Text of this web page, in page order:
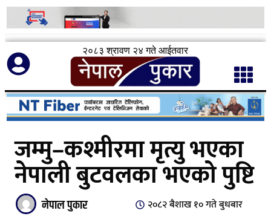
२०८३ श्रावण २४ गते आईतवार
जम्मु–कश्मीरमा मृत्यु भएका
नेपाली बुटवलका भएको पुष्टि
नेपाल पुकार २०८२ बैशाख १० गते बुधबार